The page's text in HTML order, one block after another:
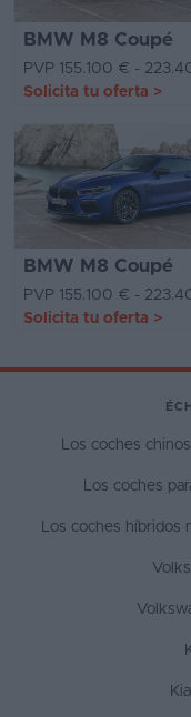
BMW M8 Coupé
PVP 155.100 € -
Solicita tu oferta >
BMW M8 Coupé
PVP 155.100 € -
Solicita tu oferta >
Los coches
Los coches
Los coches híbridos